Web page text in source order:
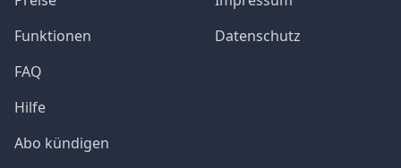
Funktionen
FAQ
Hilfe
Abo kündigen
Datenschutz